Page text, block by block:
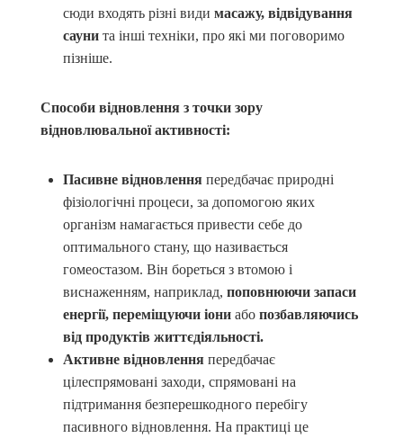
сюди входять різні види масажу, відвідування
саунита інші техніки, про які ми поговоримо
пізніше.
Способи відновлення з точки зору
відновлювальної активності:
Пасивне відновленняпередбачає природні
фізіологічні процеси, за допомогою яких
організм намагається привести себе до
оптимального стану, що називається
гомеостазом. Він бореться з втомою і
виснаженням, наприклад, поповнюючи запаси
енергії, переміщуючи іониабо позбавляючись
від продуктів життєдіяльності.
Активне відновленняпередбачає
цілеспрямовані заходи, спрямовані на
підтримання безперешкодного перебігу
пасивного відновлення. На практиці це